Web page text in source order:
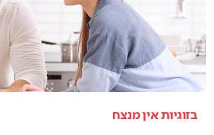
בזוגיות אין מנצח